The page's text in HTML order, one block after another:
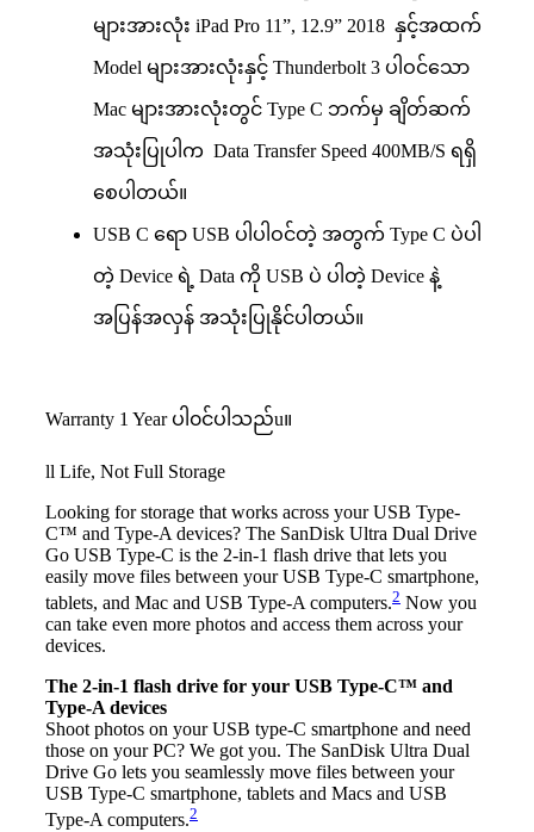
များအားလုံး iPad Pro 11”, 12.9” 2018 နှင့်အထက်
Model များအားလုံးနှင့် Thunderbolt 3 ပါဝင်သော
Mac များအားလုံးတွင် Type C ဘက်မှ ချိတ်ဆက်
အသုံးပြုပါက Data Transfer Speed 400MB/S ရရှိ
စေပါတယ်။
USB C ရော USB ပါပါဝင်တဲ့ အတွက် Type C ပဲပါ
တဲ့ Device ရဲ့ Data ကို USB ပဲ ပါတဲ့ Device နဲ့
အပြန်အလှန် အသုံးပြုနိုင်ပါတယ်။
Warranty 1 Year ပါ၀င်ပါသည်u။
ll Life, Not Full Storage
Looking for storage that works across your USB Type-
C™ and Type-A devices? The SanDisk Ultra Dual Drive
Go USB Type-C is the 2-in-1 flash drive that lets you
easily move files between your USB Type-C smartphone,
tablets, and Mac and USB Type-A computers.2 Now you
can take even more photos and access them across your
devices.
The 2-in-1 flash drive for your USB Type-C™ and
Type-A devices
Shoot photos on your USB type-C smartphone and need
those on your PC? We got you. The SanDisk Ultra Dual
Drive Go lets you seamlessly move files between your
USB Type-C smartphone, tablets and Macs and USB
Type-A computers.2